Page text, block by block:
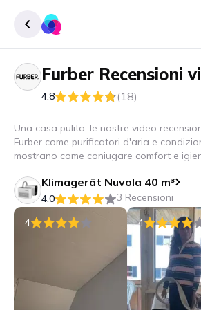
Accedere
Inscrivere
Furber Recensioni
4.8 (18)
Una casa pulita: le nostre video
Furber come purificatori d'aria e
mostrano come coniugare comfort e
Klimagerät Nuvola 40 m³
4.0
3 Recensioni
4
4